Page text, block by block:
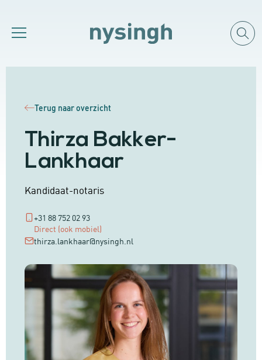
Terug naar overzicht
Thirza Bakker-
Lankhaar
Kandidaat-notaris
+31 88 752 02 93
Direct (ook mobiel)
thirza.lankhaar@nysingh.nl